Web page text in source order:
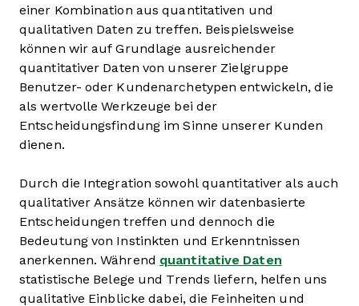
einer Kombination aus quantitativen und
qualitativen Daten zu treffen. Beispielsweise
können wir auf Grundlage ausreichender
quantitativer Daten von unserer Zielgruppe
Benutzer- oder Kundenarchetypen entwickeln, die
als wertvolle Werkzeuge bei der
Entscheidungsfindung im Sinne unserer Kunden
dienen.
Durch die Integration sowohl quantitativer als auch
qualitativer Ansätze können wir datenbasierte
Entscheidungen treffen und dennoch die
Bedeutung von Instinkten und Erkenntnissen
anerkennen. Während quantitative Daten
statistische Belege und Trends liefern, helfen uns
qualitative Einblicke dabei, die Feinheiten und